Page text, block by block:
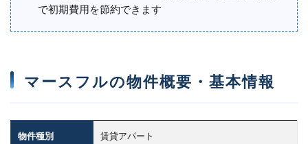
で初期費用を節約できます
マースフルの物件概要・基本情報
物件種別 賃貸アパート